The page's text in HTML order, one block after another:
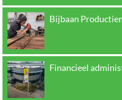
Bijbaan
Financieel